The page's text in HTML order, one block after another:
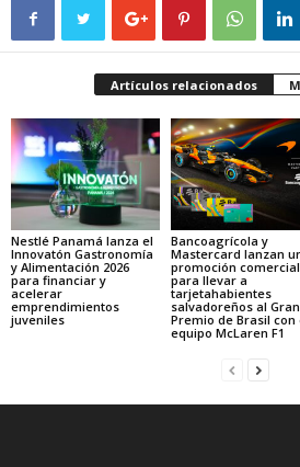
Artículos relacionados
Nestlé Panamá lanza el
Innovatón Gastronomía
y Alimentación 2026
para financiar y
acelerar
emprendimientos
juveniles
Bancoagrícola y
Mastercard lanzan
promoción comercial
para llevar a
tarjetahabientes
salvadoreños al Gran
Premio de Brasil con
equipo McLaren F1